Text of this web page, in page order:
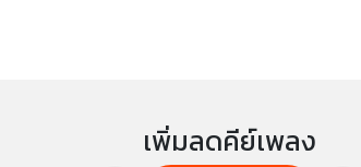
เพิ่มลดคีย์เพลง